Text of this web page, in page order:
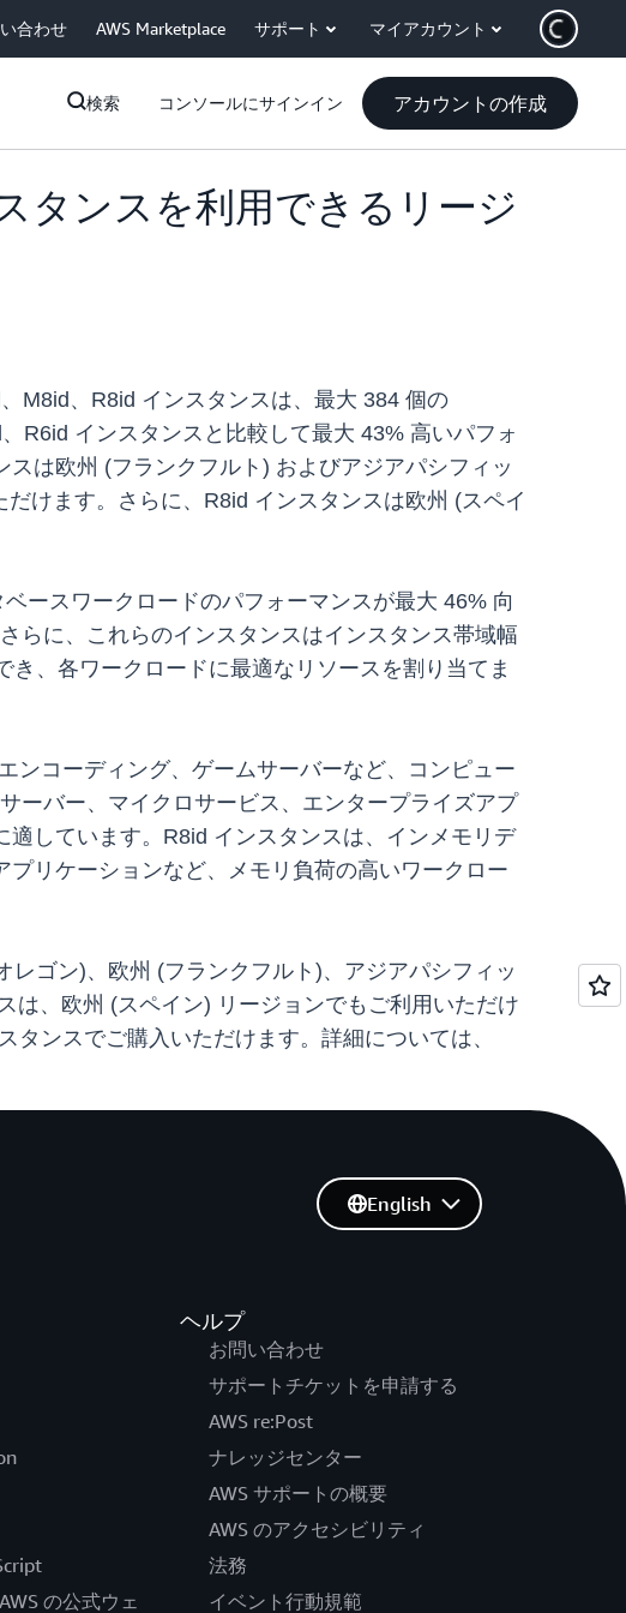
合わせ AWS Marketplace サポート マイアカウント
検索 コンソールにサインイン アカウントの作成
タンスを利用できるリージ
M8id、R8id インスタンスは、最大 384 個の
R6id インスタンスと比較して最大 43% 高いパフォ
は欧州 (フランクフルト) およびアジアパシフィッ
けます。さらに、R8id インスタンスは欧州 (スペイ
ースワークロードのパフォーマンスが最大 46% 向
さらに、これらのインスタンスはインスタンス帯域幅
、各ワークロードに最適なリソースを割り当てま
ンコーディング、ゲームサーバーなど、コンピュー
ーバー、マイクロサービス、エンタープライズアプ
しています。R8id インスタンスは、インメモリデ
リケーションなど、メモリ負荷の高いワークロー
ゴン)、欧州 (フランクフルト)、アジアパシフィッ
は、欧州 (スペイン) リージョンでもご利用いただけ
ンスでご購入いただけます。詳細については、
の公式ウェ
ヘルプ
お問い合わせ
サポートチケットを申請する
AWS re:Post
ナレッジセンター
AWS サポートの概要
AWS のアクセシビリティ
法務
イベント行動規範
English